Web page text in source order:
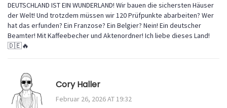
DEUTSCHLAND IST EIN WUNDERLAND! Wir bauen die sichersten Häuser
der Welt! Und trotzdem müssen wir 120 Prüfpunkte abarbeiten? Wer
hat das erfunden? Ein Franzose? Ein Belgier? Nein! Ein deutscher
Beamter! Mit Kaffeebecher und Aktenordner! Ich liebe dieses Land!
🇩🇪🔥
Cory Haller
Februar 26, 2026 AT 19:32